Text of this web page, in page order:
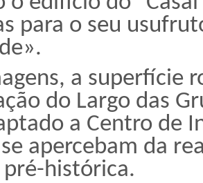
para o seu
a superfície
do Largo das
a Centro de
apercebam da
histórica.